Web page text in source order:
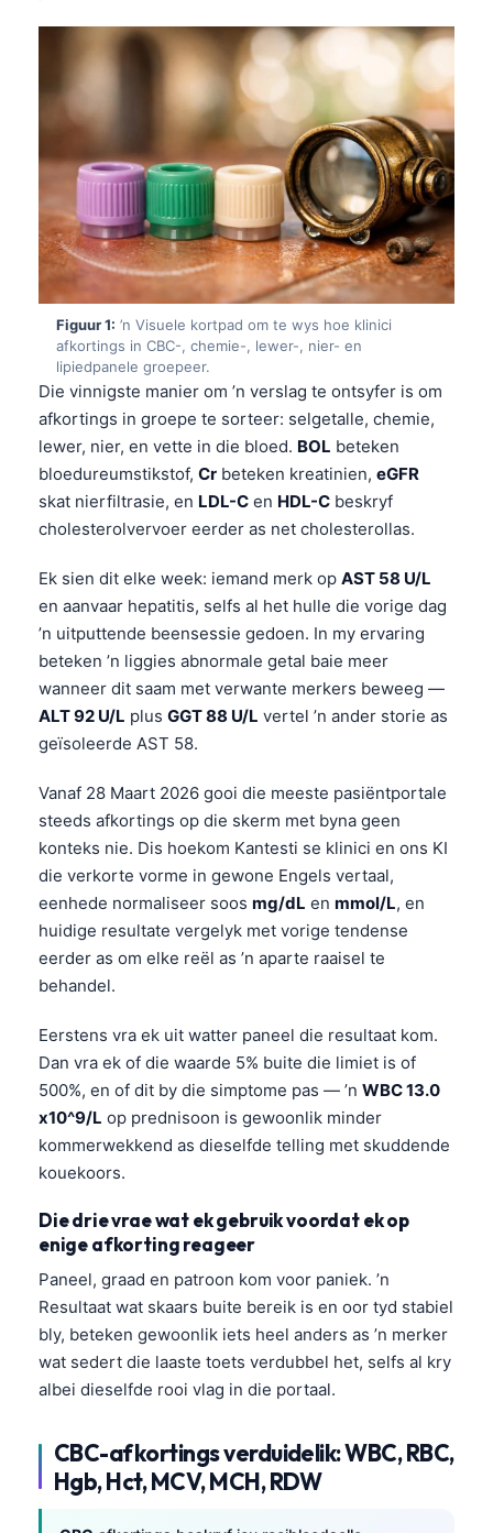
Figuur 1: ’n Visuele kortpad om te wys hoe klinici
afkortings in CBC-, chemie-, lewer-, nier- en
lipiedpanele groepeer.
Die vinnigste manier om ’n verslag te ontsyfer is om
afkortings in groepe te sorteer: selgetalle, chemie,
lewer, nier, en vette in die bloed. BOL beteken
bloedureumstikstof, Cr beteken kreatinien, eGFR
skat nierfiltrasie, en LDL-C en HDL-C beskryf
cholesterolvervoer eerder as net cholesterollas.
Ek sien dit elke week: iemand merk op AST 58 U/L
en aanvaar hepatitis, selfs al het hulle die vorige dag
’n uitputtende beensessie gedoen. In my ervaring
beteken ’n liggies abnormale getal baie meer
wanneer dit saam met verwante merkers beweeg —
ALT 92 U/L plus GGT 88 U/L vertel ’n ander storie as
geïsoleerde AST 58.
Vanaf 28 Maart 2026 gooi die meeste pasiëntportale
steeds afkortings op die skerm met byna geen
konteks nie. Dis hoekom Kantesti se klinici en ons KI
die verkorte vorme in gewone Engels vertaal,
eenhede normaliseer soos mg/dL en mmol/L, en
huidige resultate vergelyk met vorige tendense
eerder as om elke reël as ’n aparte raaisel te
behandel.
Eerstens vra ek uit watter paneel die resultaat kom.
Dan vra ek of die waarde 5% buite die limiet is of
500%, en of dit by die simptome pas — ’n WBC 13.0
x10^9/L op prednisoon is gewoonlik minder
kommerwekkend as dieselfde telling met skuddende
kouekoors.
Die drie vrae wat ek gebruik voordat ek op
enige afkorting reageer
Paneel, graad en patroon kom voor paniek. ’n
Resultaat wat skaars buite bereik is en oor tyd stabiel
bly, beteken gewoonlik iets heel anders as ’n merker
wat sedert die laaste toets verdubbel het, selfs al kry
albei dieselfde rooi vlag in die portaal.
CBC-afkortings verduidelik: WBC, RBC,
Hgb, Hct, MCV, MCH, RDW